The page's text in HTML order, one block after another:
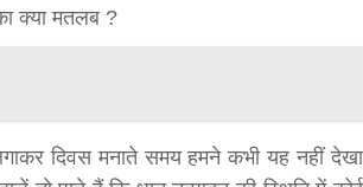
क्या मतलब ?
दिवस मनाते समय हमने कभी यह नहीं देखा
अंतर से जीत हासिल करुँंगी –रेणु दाहाल